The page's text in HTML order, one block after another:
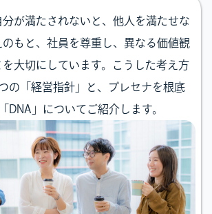
分が満たされないと、他人を満たせな
もと、社員を尊重し、異なる価値観
を大切にしています。こうした考え方
の「経営指針」と、プレセナを根底
DNA」についてご紹介します。